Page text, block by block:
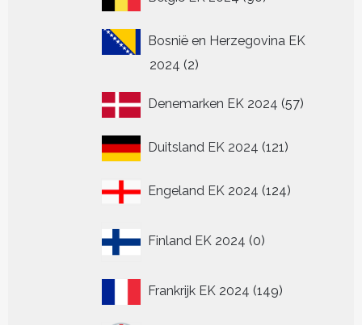
Bosnië en Herzegovina EK
2024 22
Denemarken EK 2024 5757
Duitsland EK 2024 121121
Engeland EK 2024 124124
Finland EK 2024 0
producten
Frankrijk EK 2024 149149